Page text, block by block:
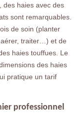
des haies avec des
sont remarquables.
de soin (planter
aérer, traiter…) et de
haies touffues. Le
des haies
pratique un tarif
professionnel